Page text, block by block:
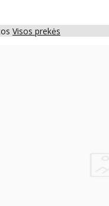
Visos prekės